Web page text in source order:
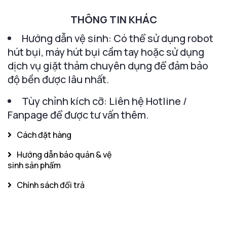
THÔNG TIN KHÁC
Hướng dẫn vệ sinh: Có thể sử dụng robot
hút bụi, máy hút bụi cầm tay hoặc sử dụng
dịch vụ giặt thảm chuyên dụng để đảm bảo
độ bền được lâu nhất.
Tùy chỉnh kích cỡ: Liên hệ Hotline /
Fanpage để được tư vấn thêm.
Cách đặt hàng
Hướng dẫn bảo quản & vệ
sinh sản phẩm
Chính sách đổi trả